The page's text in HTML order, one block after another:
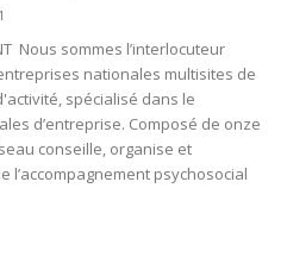
Nous sommes l’interlocuteur
nationales multisites de
spécialisé dans le
d’entreprise. Composé de onze
conseille, organise et
l’accompagnement psychosocial